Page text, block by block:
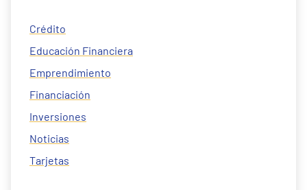
Crédito
Educación Financiera
Emprendimiento
Financiación
Inversiones
Noticias
Tarjetas